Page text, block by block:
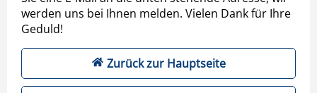
werden uns bei Ihnen melden. Vielen Dank für Ihre
Geduld!
Zurück zur Hauptseite